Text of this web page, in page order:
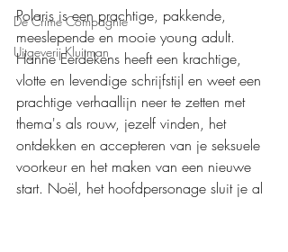
De Crime Compagnie
Uitgeverij Kluitman
Polaris is een prachtige, pakkende,
meeslepende en mooie young adult.
Hanne Eerdekens heeft een krachtige,
vlotte en levendige schrijfstijl en weet een
prachtige verhaallijn neer te zetten met
thema's als rouw, jezelf vinden, het
ontdekken en accepteren van je seksuele
voorkeur en het maken van een nieuwe
start. Noël, het hoofdpersonage sluit je al